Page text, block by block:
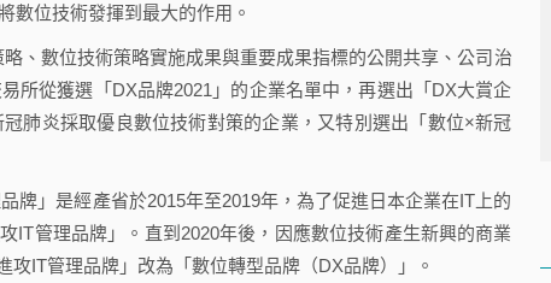
數位技術發揮到最大的作用。
數位技術策略實施成果與重要成果指標的公開共享、公司治
所從獲選「DX品牌2021」的企業名單中，再選出「DX大賞企
肺炎採取優良數位技術對策的企業，又特別選出「數位×新冠
」是經產省於2015年至2019年，為了促進日本企業在IT上的
IT管理品牌」。直到2020年後，因應數位技術產生新興的商業
IT管理品牌」改為「數位轉型品牌（DX品牌）」。